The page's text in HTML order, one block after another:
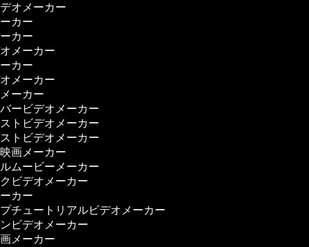
オメーカー
カー
カー
メーカー
カー
メーカー
ーカー
バービデオメーカー
ストビデオメーカー
ストビデオメーカー
画メーカー
ルムービーメーカー
ビデオメーカー
カー
プチュートリアルビデオメーカー
ビデオメーカー
メーカー